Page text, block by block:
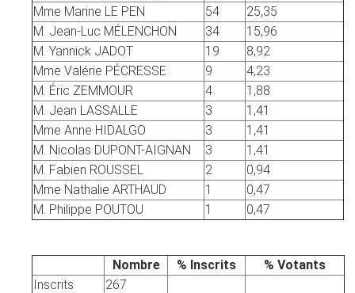
Mme Marine LE PEN
54
25,35
M. Jean-Luc MÉLENCHON
34
15,96
M. Yannick JADOT
19
8,92
Mme Valérie PÉCRESSE
9
4,23
M. Éric ZEMMOUR
4
1,88
M. Jean LASSALLE
3
1,41
Mme Anne HIDALGO
3
1,41
M. Nicolas DUPONT-AIGNAN
3
1,41
M. Fabien ROUSSEL
2
0,94
Mme Nathalie ARTHAUD
1
0,47
M. Philippe POUTOU
1 0,47
Nombre % Inscrits
% Votants
Inscrits
267